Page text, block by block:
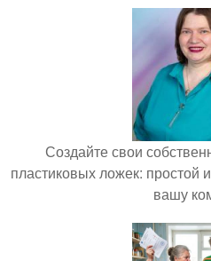
Создайте свои
пластиковых ложек: простой
вашу